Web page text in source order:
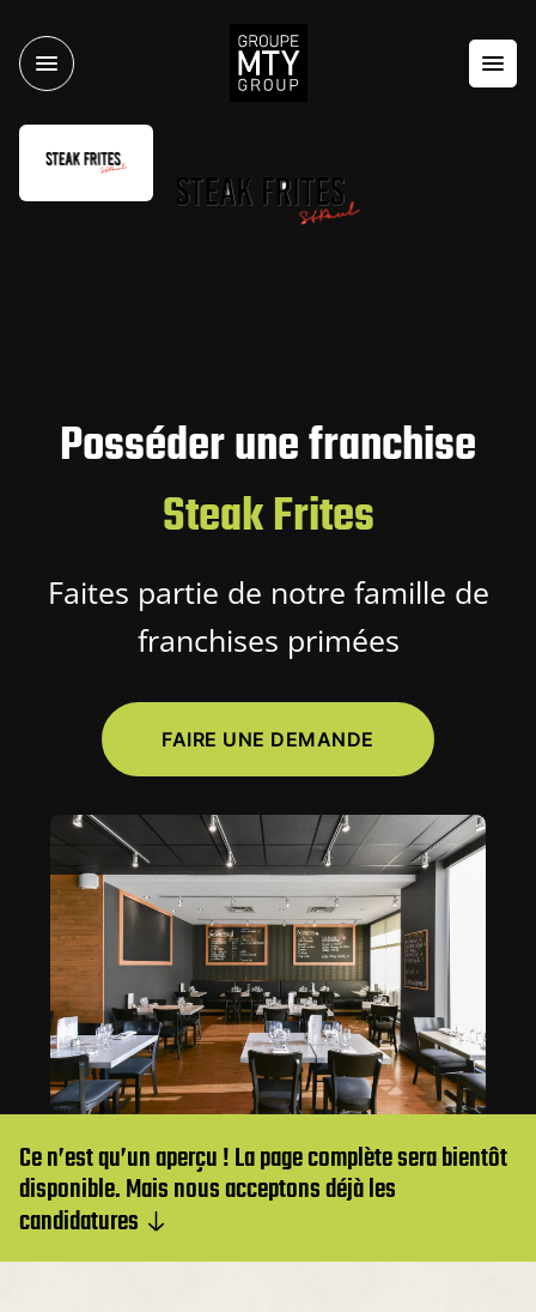
Posséder une franchise
Steak Frites
Faites partie de notre famille de
franchises primées
FAIRE UNE DEMANDE
Ce n’est qu’un aperçu ! La page complète sera bientôt
disponible. Mais nous acceptons déjà les
candidatures